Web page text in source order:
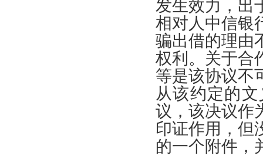
发生效力 ， 出
相对人中信银
骗出借的理由
权利 。 关于合
等是该协议不
从该约定的
议 ， 该决议作
印证作用 ， 但
的一个附件 ，